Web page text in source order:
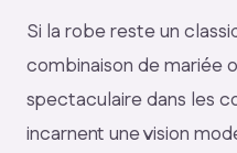
Si la robe reste un
combinaison de mariée
spectaculaire dans les
incarnent une vision